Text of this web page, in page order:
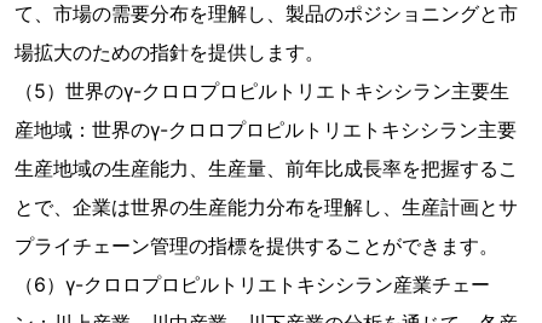
て、市場の需要分布を理解し、製品のポジショニングと市
場拡大のための指針を提供します。
（5）世界のγ-クロロプロピルトリエトキシシラン主要生
産地域：世界のγ-クロロプロピルトリエトキシシラン主要
生産地域の生産能力、生産量、前年比成長率を把握するこ
とで、企業は世界の生産能力分布を理解し、生産計画とサ
プライチェーン管理の指標を提供することができます。
（6）γ-クロロプロピルトリエトキシシラン産業チェー